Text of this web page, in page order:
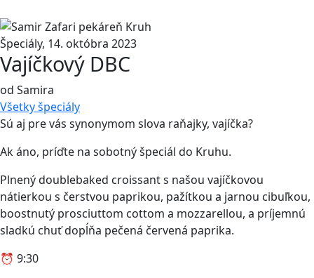
Špeciály, 14. októbra 2023
Vajíčkový DBC
od Samira
Všetkyšpeciály
Sú aj pre vás synonymom slova raňajky, vajíčka?
Ak áno, príďte na sobotný špeciál do Kruhu.
Plnený doublebaked croissant s našou vajíčkovou
nátierkou s čerstvou paprikou, pažítkou a jarnou cibuľkou,
boostnutý prosciuttom cottom a mozzarellou, a príjemnú
sladkú chuť dopĺňa pečená červená paprika.
⏰ 9:30